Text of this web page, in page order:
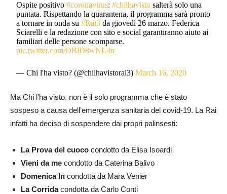
Ospite positivo#coronavirus:#chilhavisto salterà solo una
puntata. Rispettando la quarantena, il programma sarà pronto
a tornare in onda su#Rai3 da giovedì 26 marzo. Federica
Sciarelli e la redazione con sito e social garantiranno aiuto ai
familiari delle persone scomparse.
pic.twitter.com/OBlD8wNL4n
— Chi l'ha visto? (@chilhavistorai3)March 16, 2020
Ma Chi l’ha visto, non è il solo programma che è stato
sospeso a causa dell’emergenza sanitaria del covid-19. La Rai
infatti ha deciso di sospendere dai propri palinsesti:
La Prova del cuoco condotto da Elisa Isoardi
Vieni da me condotto da Caterina Balivo
Domenica In condotta da Mara Venier
La Corridacondotta da Carlo Conti